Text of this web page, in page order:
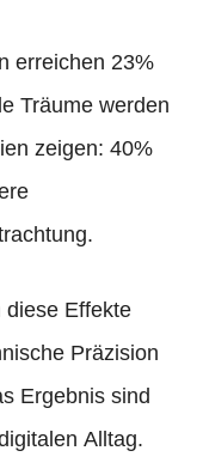
erreichen 23%
Träume werden
zeigen: 40%
diese Effekte
Präzision
Ergebnis sind
Alltag.